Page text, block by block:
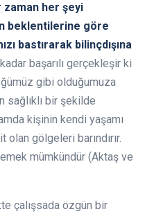
zaman her şeyi
beklentilerine göre
bastırarak bilinçdışına
başarılı gerçekleşir ki
gibi olduğumuza
sağlıklı bir şekilde
kişinin kendi yaşamı
gölgeleri barındırır.
mümkündür (Aktaş ve
çalışsada özgün bir